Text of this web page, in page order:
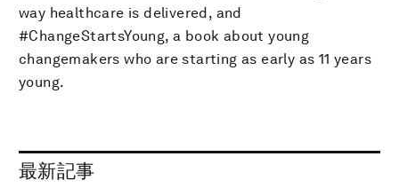
way healthcare is delivered, and
#ChangeStartsYoung, a book about young
changemakers who are starting as early as 11 years
young.
最新記事